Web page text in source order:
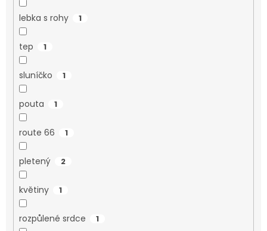
lebka s rohy 1
tep 1
sluníčko 1
pouta 1
route 66 1
pletený 2
květiny 1
rozpůlené srdce 1